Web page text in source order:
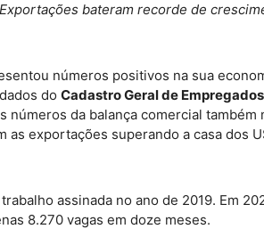
bateram recorde de
números positivos na sua
do Cadastro Geral de
números da balança comercial
exportações superando a casa dos
assinada no ano de 2019. Em
8.270 vagas em doze meses.